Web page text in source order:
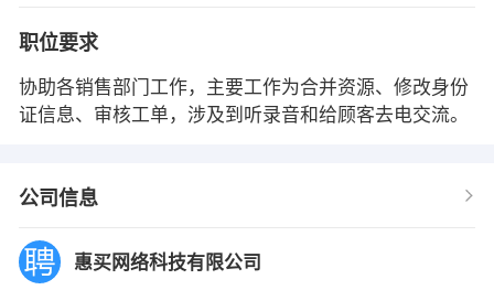
职位要求
协助各销售部门工作，主要工作为合并资源、修改身份
证信息、审核工单，涉及到听录音和给顾客去电交流。
公司信息
惠买网络科技有限公司